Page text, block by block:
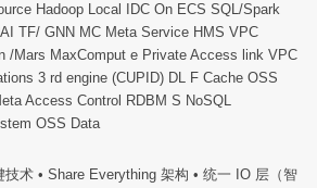
Hadoop Local IDC On ECS SQL/Spark
TF/ GNN MC Meta Service HMS VPC
/Mars MaxComput e Private Access link VPC
3 rd engine (CUPID) DL F Cache OSS
Access Control RDBM S NoSQL
OSS Data
技术 • Share Everything 架构 • 统一 IO 层（智